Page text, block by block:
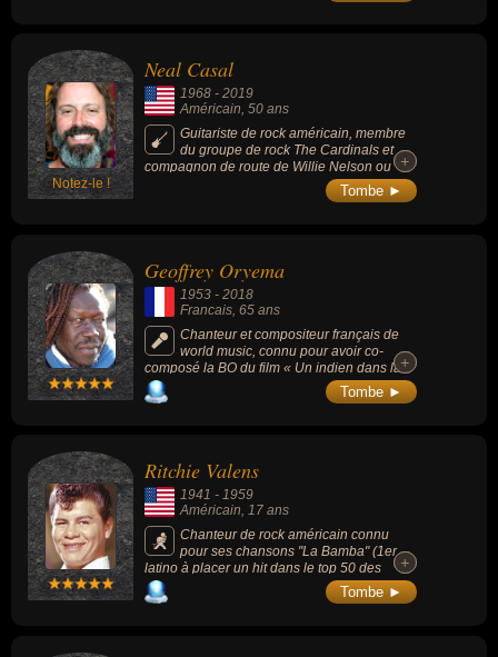
Notez-le !
Neal Casal
1968 - 2019
Américain, 50 ans
Guitariste de rock américain, membre
du groupe de rock The Cardinals et
compagnon de route de Willie Nelson ou
+
+
Tombe ►
Geoffrey Oryema
1953 - 2018
Francais, 65 ans
Chanteur et compositeur français de
world music, connu pour avoir co-
composé la BO du film « Un indien dans la
ville » (1994, comédie, avec Thierry
Lhermitte) avec Tonton David et Manu
sa route » faisant partie de la BO du film et
qui était devenu un tube en France.
+
+
Tombe ►
Ritchie Valens
1941 - 1959
Américain, 17 ans
Chanteur de rock américain connu
pour ses chansons "La Bamba" (1er
latino à placer un hit dans le top 50 des
ventes de disques aux États-Unis), « Come
On Let's Go » (1958) et « Donna » (1958).
+
+
Tombe ►